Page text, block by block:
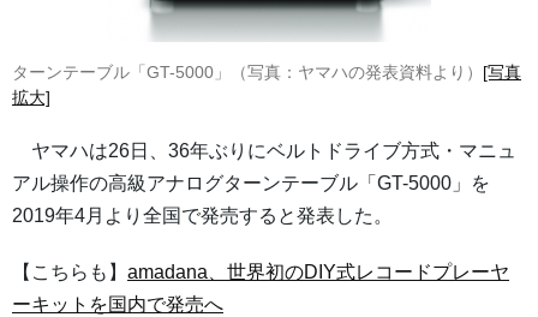
ターンテーブル「GT-5000」（写真：ヤマハの発表資料より） [写真
拡大]
ヤマハは26日、36年ぶりにベルトドライブ方式・マニュ
アル操作の高級アナログターンテーブル「GT-5000」を
2019年4月より全国で発売すると発表した。
【こちらも】 amadana、世界初のDIY式レコードプレーヤ
ーキットを国内で発売へ